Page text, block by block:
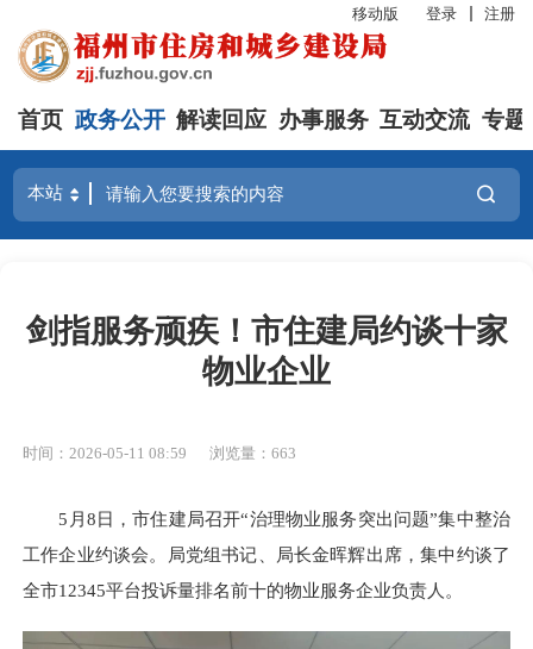
移动版 登录 注册
首页 政务公开 解读回应 办事服务 互动交流 专题
剑指服务顽疾！市住建局约谈十家
物业企业
时间：2026-05-11 08:59 浏览量：663
5月8日，市住建局召开“治理物业服务突出问题”集中整治
工作企业约谈会。局党组书记、局长金晖辉出席，集中约谈了
全市12345平台投诉量排名前十的物业服务企业负责人。